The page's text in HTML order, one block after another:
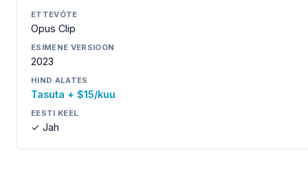
ETTEVÕTE
Opus Clip
ESIMENE VERSIOON
2023
HIND ALATES
Tasuta + $15/kuu
EESTI KEEL
✓ Jah